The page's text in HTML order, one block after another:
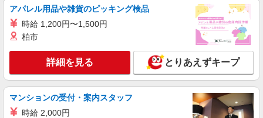
時給1600円〜2250円 ＜日払い有/週払い有/交
通費全支給(ガソリン代含む)＞
小平市
キープ 詳細を見る
職業紹介
株式会社kotrio /●SW-S-2097012
住宅型有料老人ホームSTAFF＊無理なく、長
アパレル用品や雑貨のピッキング検品
時給 1,200円〜1,500円
柏市
詳細を見る とりあえずキープ
マンションの受付・案内スタッフ
時給 2,000円